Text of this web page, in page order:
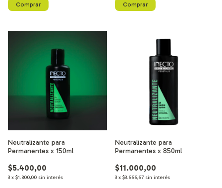
Neutralizante para
Permanentes x 150ml
$5.400,00
3 x $1.800,00 sin interés
Neutralizante para
Permanentes x 850ml
$11.000,00
3 x $3.666,67 sin interés